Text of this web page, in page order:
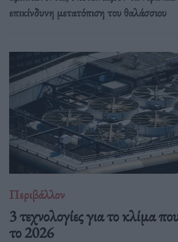
επικίνδυνη μετατόπιση του θαλάσσιου
Περιβάλλον
3 τεχνολογίες για το κλίμα
το 2026